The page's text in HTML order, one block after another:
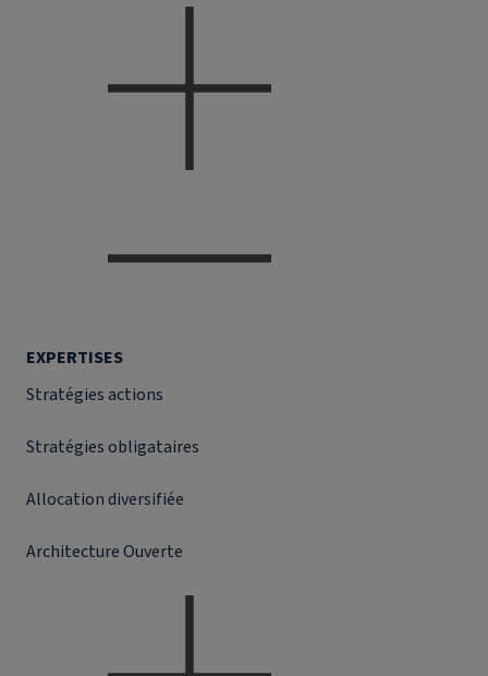
EXPERTISES
Stratégies actions
Stratégies obligataires
Allocation diversifiée
Architecture Ouverte